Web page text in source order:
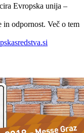
Evropska unija –
in odpornost. Več o tem